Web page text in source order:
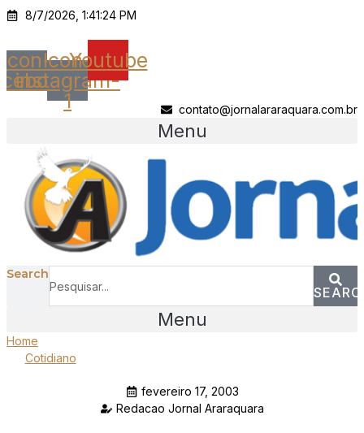
Ir
o
conteúdo
8/7/2026, 1:41:24 PM
Icon-Icon-
instagram-
1
Youtube
contato@jornalararaquara.com.br
Menu
Search
Menu
Home
Cotidiano
fevereiro 17, 2003
Redacao Jornal Araraquara